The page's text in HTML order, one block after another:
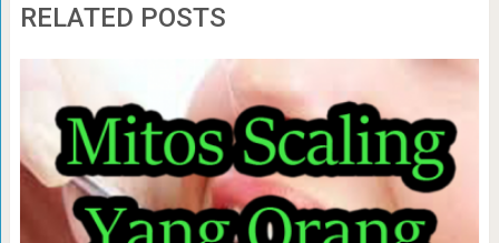
RELATED POSTS